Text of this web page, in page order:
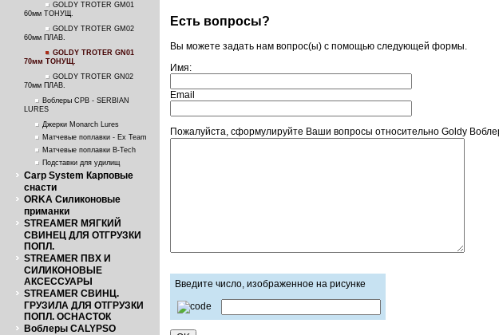
GOLDY TROTER GM01
60мм ТОНУЩ.
GOLDY TROTER GM02
60мм ПЛАВ.
GOLDY TROTER GN01
70мм ТОНУЩ.
GOLDY TROTER GN02
70мм ПЛАВ.
Воблеры СРВ - SERBIAN
LURES
Джерки Monarch Lures
Матчевые поплавки - Ex Team
Матчевые поплавки B-Tech
Подставки для удилищ
Carp System Карповые
снасти
ORKA Силиконовые
приманки
STREAMER МЯГКИЙ
СВИНЕЦ ДЛЯ ОТГРУЗКИ
ПОПЛ.
STREAMER ПВХ И
СИЛИКОНОВЫЕ
АКСЕССУАРЫ
STREAMER СВИНЦ.
ГРУЗИЛА ДЛЯ ОТГРУЗКИ
ПОПЛ. ОСНАСТОК
Воблеры CALYPSO
Есть вопросы?
Вы можете задать нам вопрос(ы) с помощью следующей формы.
Имя:
Email
Пожалуйста, сформулируйте Ваши вопросы относительно Goldy
Введите число, изображенное на рисунке